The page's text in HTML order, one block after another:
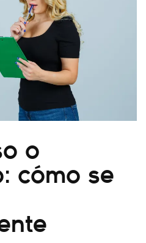
o
cómo se